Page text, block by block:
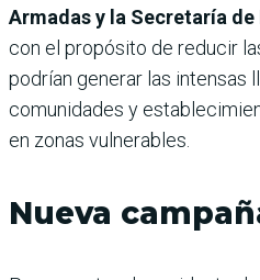
Armadas y la Secretaría
con el propósito de reducir
podrían generar las intensas
comunidades y
en zonas vulnerables.
Nueva